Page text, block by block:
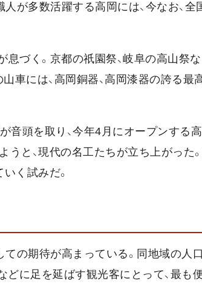
が多数活躍する高岡には、今なお、全
息づく。京都の祇園祭、岐阜の高山祭
車には、高岡銅器、高岡漆器の誇る最
音頭を取り、今年4月にオープンする
うと、現代の名工たちが立ち上がった
く試みだ。
ての期待が高まっている。同地域の人
どに足を延ばす観光客にとって、最も